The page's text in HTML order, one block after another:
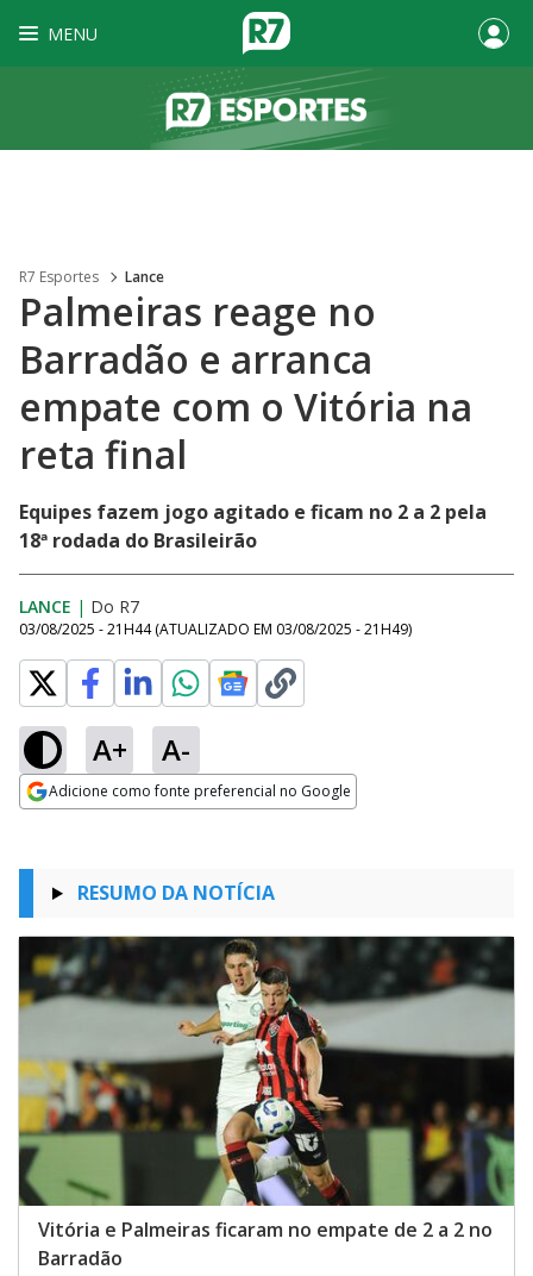
MENU
R7 Esportes Lance
Palmeiras reage no
Barradão e arranca
empate com o Vitória na
reta final
Equipes fazem jogo agitado e ficam no 2 a 2 pela
18ª rodada do Brasileirão
LANCE | Do R7
03/08/2025 - 21H44 (ATUALIZADO EM 03/08/2025 - 21H49)
A+ A-
Adicione como fonte preferencial no Google
RESUMO DA NOTÍCIA
Vitória e Palmeiras ficaram no empate de 2 a 2 no
Barradão